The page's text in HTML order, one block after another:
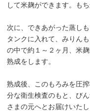
して米麹ができます。も
次に、できあがった蒸し
タンクに入れて、みりん
の中で約１～２ヶ月、米
熟成をします。
熟成後、このもろみを圧
分な衛生検査のもと、び
さまの元へとお届けいたし